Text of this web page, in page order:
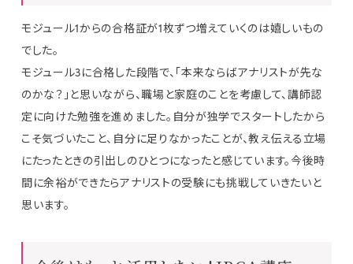
モジュール1からの合格証が1枚ずつ増えていくのは嬉しいもの
でした。
モジュール3に合格した段階で、「本来ならばアナリストが先な
のかな？」と思いながら、職場と家庭のことを考慮して、講師認
定に向けた勉強を進めました。自分が独学でスタートしたから
こそ気づいたこと、自分に足りなかったことが、教え伝える立場
にたったときの引出しのひとつになったと感じています。今後時
間に余裕ができたらアナリストの受験にも挑戦していきたいと
思います。